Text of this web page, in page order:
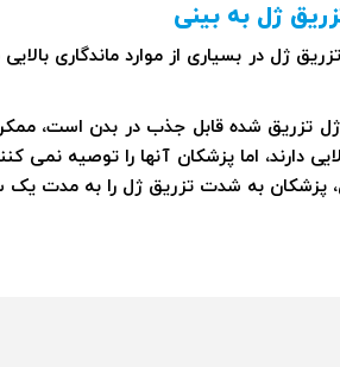
ژل به بینی
تزریق شده قابل جذب در بدن است،
دارند، اما پزشکان آنها را توصیه
پزشکان به شدت تزریق ژل را به مدت یک